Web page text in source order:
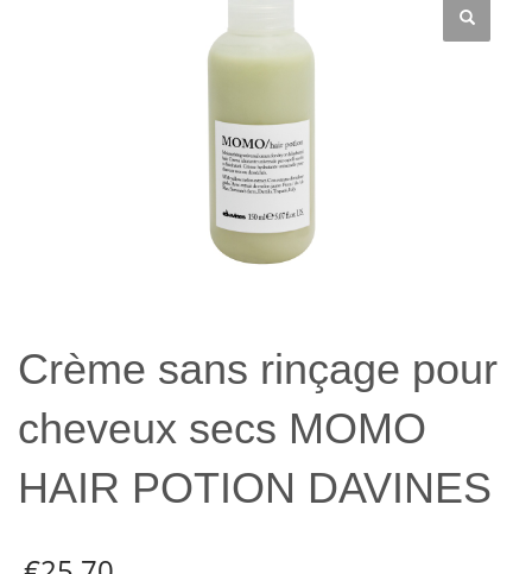
Crème sans rinçage pour
cheveux secs MOMO
HAIR POTION DAVINES